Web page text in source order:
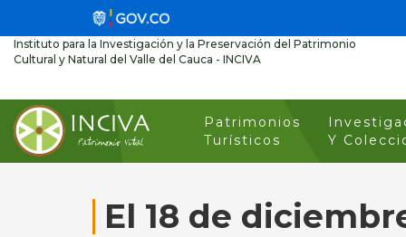
Instituto para la Investigación y la Preservación del Patrimonio
Cultural y Natural del Valle del Cauca - INCIVA
Patrimonios
Turísticos
Y
El 18 de